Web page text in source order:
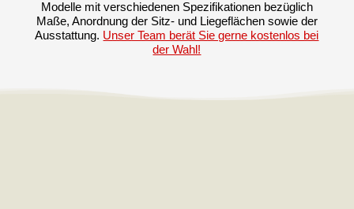
Modelle mit verschiedenen Spezifikationen bezüglich
Maße, Anordnung der Sitz- und Liegeflächen sowie der
Ausstattung. Unser Team berät Sie gerne kostenlos bei
der Wahl!